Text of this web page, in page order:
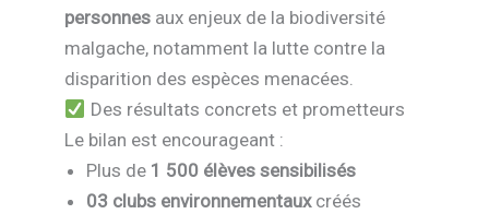
personnes aux enjeux de la biodiversité
malgache, notamment la lutte contre la
disparition des espèces menacées.
Des résultats concrets et prometteurs
Le bilan est encourageant :
Plus de 1 500 élèves sensibilisés
03 clubs environnementauxcréés